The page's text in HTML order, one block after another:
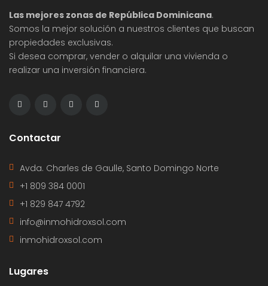
Las mejores zonas de República Dominicana.
Somos la mejor solución a nuestros clientes que buscan
propiedades exclusivas.
Si desea comprar, vender o alquilar una vivienda o
realizar una inversión financiera.
Contactar
Avda. Charles de Gaulle, Santo Domingo Norte
+1 809 384 0001
+1 829 847 4792
info@inmohidroxsol.com
inmohidroxsol.com
Lugares